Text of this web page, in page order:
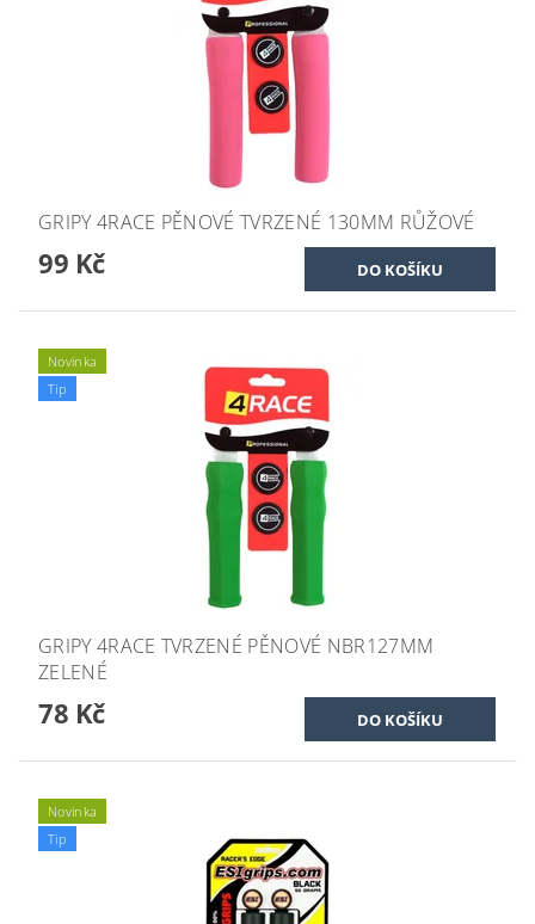
GRIPY 4RACE PĚNOVÉ TVRZENÉ 130MM RŮŽOVÉ
99 Kč
Novinka
Tip
GRIPY 4RACE TVRZENÉ PĚNOVÉ NBR127MM
ZELENÉ
78 Kč
Novinka
Tip